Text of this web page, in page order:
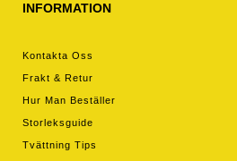
INFORMATION
Kontakta Oss
Frakt & Retur
Hur Man Beställer
Storleksguide
Tvättning Tips